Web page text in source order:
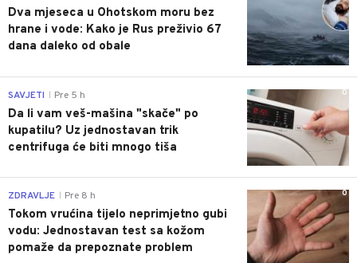
Dva mjeseca u Ohotskom moru bez
hrane i vode: Kako je Rus preživio 67
dana daleko od obale
0
SAVJETI Pre 5 h
Da li vam veš-mašina "skače" po
kupatilu? Uz jednostavan trik
centrifuga će biti mnogo tiša
0
ZDRAVLJE Pre 8 h
Tokom vrućina tijelo neprimjetno gubi
vodu: Jednostavan test sa kožom
pomaže da prepoznate problem